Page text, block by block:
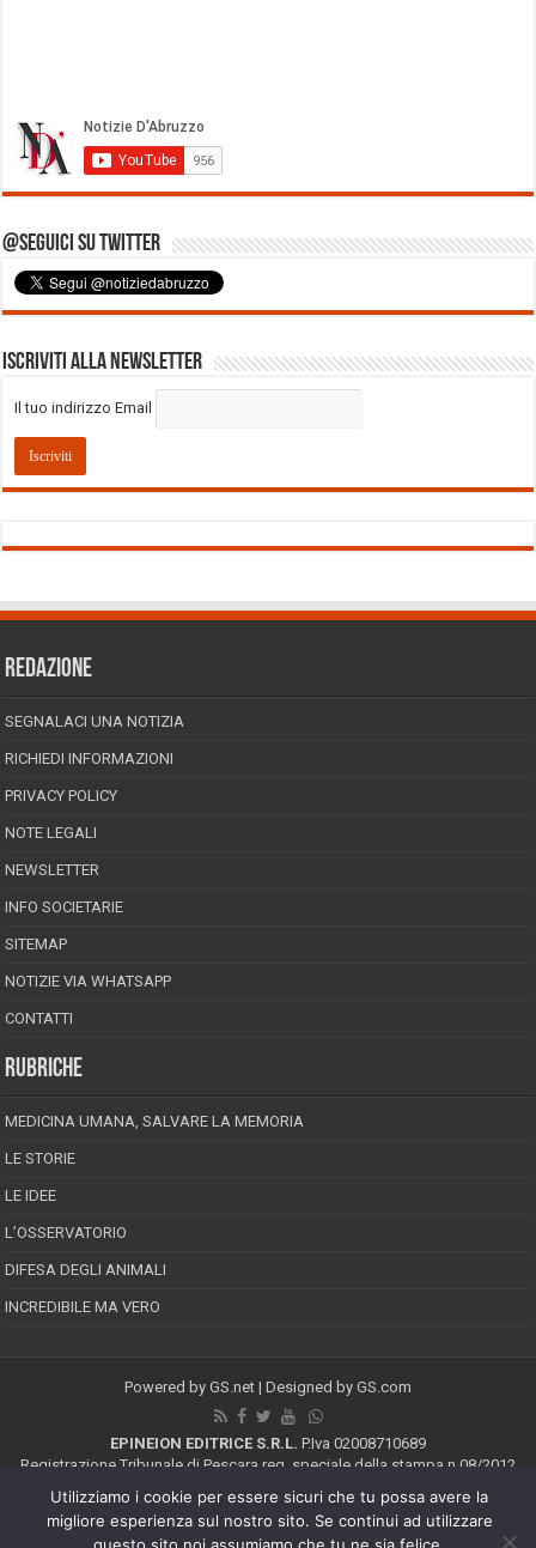
@Seguici su Twitter
Iscriviti alla Newsletter
Il tuo indirizzo Email
REDAZIONE
SEGNALACI UNA NOTIZIA
RICHIEDI INFORMAZIONI
PRIVACY POLICY
NOTE LEGALI
NEWSLETTER
INFO SOCIETARIE
SITEMAP
NOTIZIE VIA WHATSAPP
CONTATTI
RUBRICHE
MEDICINA UMANA, SALVARE LA MEMORIA
LE STORIE
LE IDEE
L’OSSERVATORIO
DIFESA DEGLI ANIMALI
INCREDIBILE MA VERO
Powered by GS.net | Designed by GS.com
EPINEION EDITRICE S.R.L. P.Iva 02008710689
Registrazione Tribunale di Pescara reg. speciale della stampa n.08/2012
Iscrizione al ROC n.22607
Riproduzione riservata © Copyright 2026, All Rights Reserved
Utilizziamo i cookie per essere sicuri che tu possa avere la
migliore esperienza sul nostro sito. Se continui ad utilizzare